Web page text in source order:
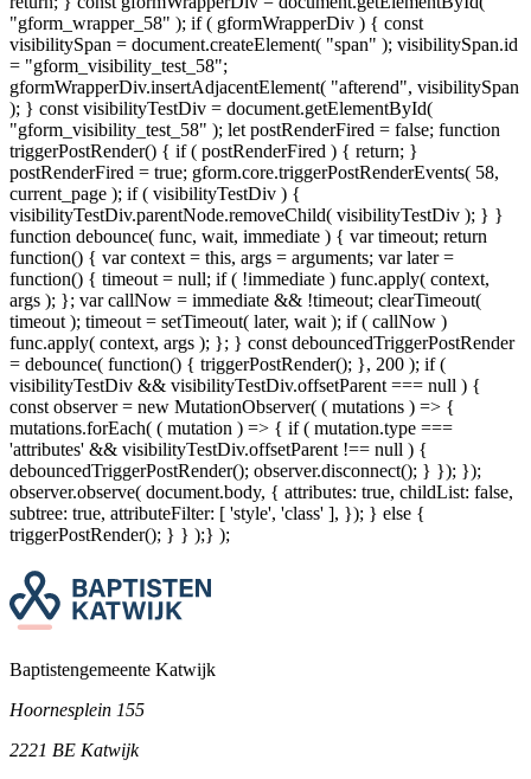
"gform_wrapper_58" ); if ( gformWrapperDiv ) { const
visibilitySpan = document.createElement( "span" ); visibilitySpan.id
= "gform_visibility_test_58";
gformWrapperDiv.insertAdjacentElement( "afterend", visibilitySpan
); } const visibilityTestDiv = document.getElementById(
"gform_visibility_test_58" ); let postRenderFired = false; function
triggerPostRender() { if ( postRenderFired ) { return; }
postRenderFired = true; gform.core.triggerPostRenderEvents( 58,
current_page ); if ( visibilityTestDiv ) {
visibilityTestDiv.parentNode.removeChild( visibilityTestDiv ); } }
function debounce( func, wait, immediate ) { var timeout; return
function() { var context = this, args = arguments; var later =
function() { timeout = null; if ( !immediate ) func.apply( context,
args ); }; var callNow = immediate && !timeout; clearTimeout(
timeout ); timeout = setTimeout( later, wait ); if ( callNow )
func.apply( context, args ); }; } const debouncedTriggerPostRender
= debounce( function() { triggerPostRender(); }, 200 ); if (
visibilityTestDiv && visibilityTestDiv.offsetParent === null ) {
const observer = new MutationObserver( ( mutations ) => {
mutations.forEach( ( mutation ) => { if ( mutation.type ===
'attributes' && visibilityTestDiv.offsetParent !== null ) {
debouncedTriggerPostRender(); observer.disconnect(); } }); });
observer.observe( document.body, { attributes: true, childList: false,
subtree: true, attributeFilter: [ 'style', 'class' ], }); } else {
triggerPostRender(); } } );} );
Baptistengemeente Katwijk
Hoornesplein 155
2221 BE Katwijk